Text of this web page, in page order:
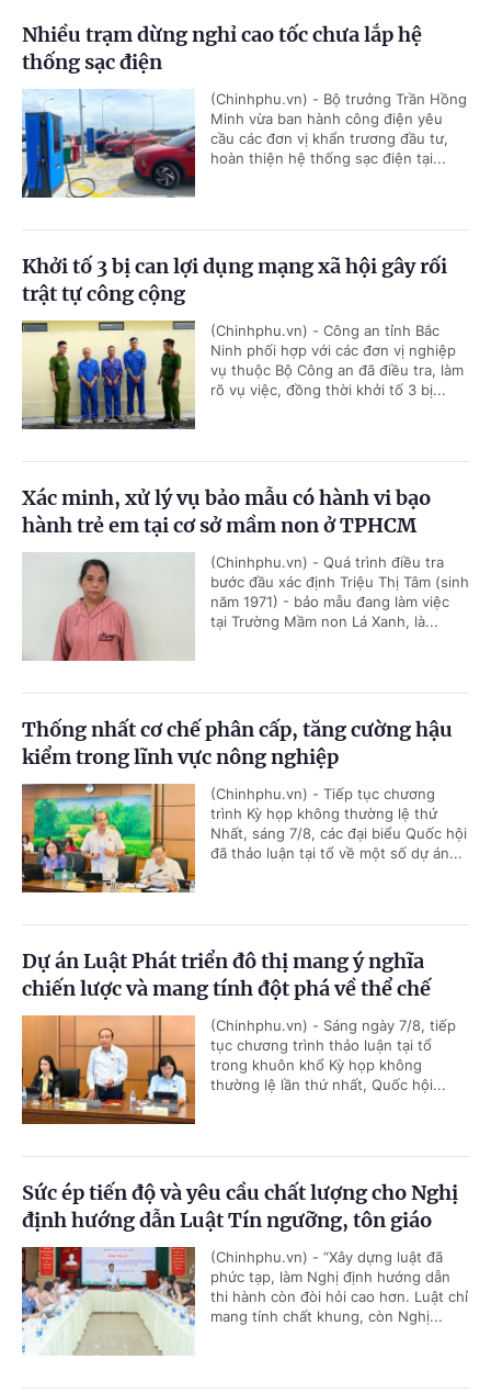
Nhiều trạm dừng nghỉ cao tốc chưa lắp hệ
thống sạc điện
(Chinhphu.vn) - Bộ trưởng Trần Hồng
Minh vừa ban hành công điện yêu
cầu các đơn vị khẩn trương đầu tư,
hoàn thiện hệ thống sạc điện tại...
Khởi tố 3 bị can lợi dụng mạng xã hội gây rối
trật tự công cộng
(Chinhphu.vn) - Công an tỉnh Bắc
Ninh phối hợp với các đơn vị nghiệp
vụ thuộc Bộ Công an đã điều tra, làm
rõ vụ việc, đồng thời khởi tố 3 bị...
Xác minh, xử lý vụ bảo mẫu có hành vi bạo
hành trẻ em tại cơ sở mầm non ở TPHCM
(Chinhphu.vn) - Quá trình điều tra
bước đầu xác định Triệu Thị Tâm (sinh
năm 1971) - bảo mẫu đang làm việc
tại Trường Mầm non Lá Xanh, là...
Thống nhất cơ chế phân cấp, tăng cường hậu
kiểm trong lĩnh vực nông nghiệp
(Chinhphu.vn) - Tiếp tục chương
trình Kỳ họp không thường lệ thứ
Nhất, sáng 7/8, các đại biểu Quốc hội
đã thảo luận tại tổ về một số dự án...
Dự án Luật Phát triển đô thị mang ý nghĩa
chiến lược và mang tính đột phá về thể chế
(Chinhphu.vn) - Sáng ngày 7/8, tiếp
tục chương trình thảo luận tại tổ
trong khuôn khổ Kỳ họp không
thường lệ lần thứ nhất, Quốc hội...
Sức ép tiến độ và yêu cầu chất lượng cho Nghị
định hướng dẫn Luật Tín ngưỡng, tôn giáo
(Chinhphu.vn) - “Xây dựng luật đã
phức tạp, làm Nghị định hướng dẫn
thi hành còn đòi hỏi cao hơn. Luật chỉ
mang tính chất khung, còn Nghị...